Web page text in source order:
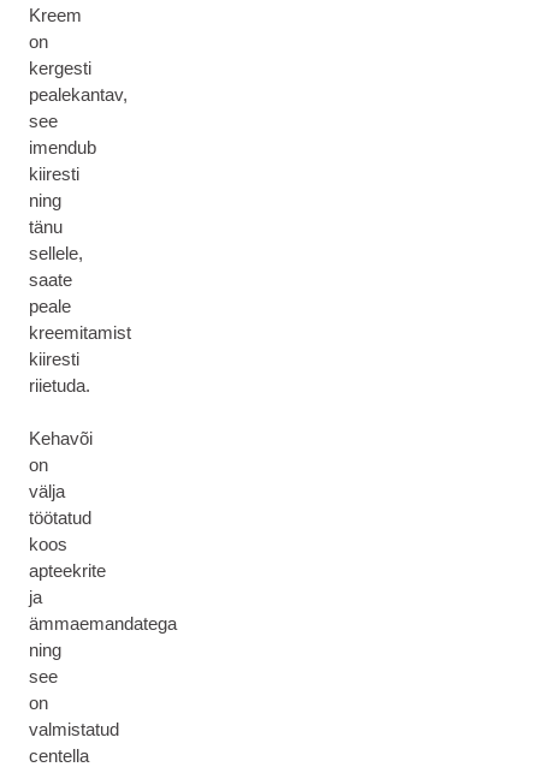
Kreem
on
kergesti
pealekantav,
see
imendub
kiiresti
ning
tänu
sellele,
saate
peale
kreemitamist
kiiresti
riietuda.
Kehavõi
on
välja
töötatud
koos
apteekrite
ja
ämmaemandatega
ning
see
on
valmistatud
centella